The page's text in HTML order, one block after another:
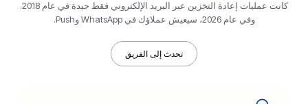
كانت عمليات إعادة التخزين عبر البريد الإلكتروني فقط جيدة في عام 2018.
وفي عام 2026، سيعيش عملاؤك في WhatsApp وPush.
تحدث إلى الفريق